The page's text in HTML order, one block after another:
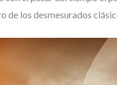
de los desmesurados